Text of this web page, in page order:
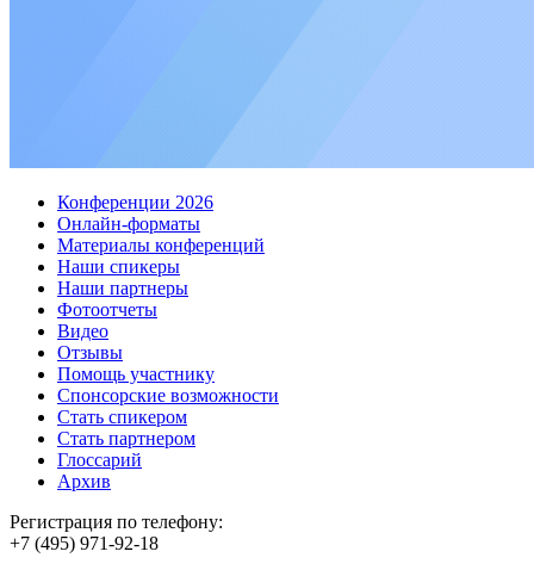
Конференции 2026
Онлайн-форматы
Материалы конференций
Наши спикеры
Наши партнеры
Фотоотчеты
Видео
Отзывы
Помощь участнику
Спонсорские возможности
Стать спикером
Стать партнером
Глоссарий
Архив
Регистрация по телефону:
+7 (495) 971-92-18